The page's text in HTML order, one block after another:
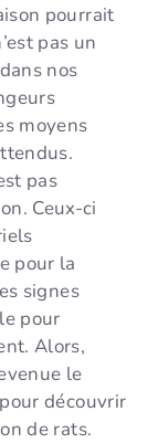
pourrait
pas un
nos
moyens
pas
Ceux-ci
pour la
signes
pour
Alors,
le
découvrir
de rats.